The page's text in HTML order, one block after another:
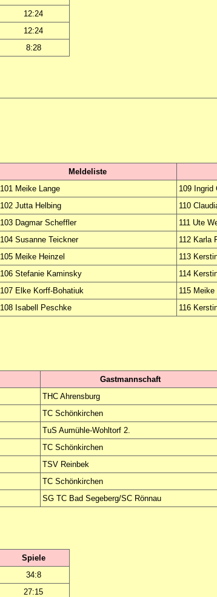
12:24
12:24
8:28
Meldeliste
101 Meike Lange
109 Ingrid
102 Jutta Helbing
110
103 Dagmar Scheffler
111 Ute
104 Susanne Teickner
112 Karla
105 Meike Heinzel
113
106 Stefanie Kaminsky
114
107 Elke Korff-Bohatiuk
115
108 Isabell Peschke 116
Gastmannschaft
THC Ahrensburg
TC Schönkirchen
TuS Aumühle-Wohltorf 2.
TC Schönkirchen
TSV Reinbek
TC Schönkirchen
SG TC Bad Segeberg/SC Rönnau
Spiele
34:8
27:15